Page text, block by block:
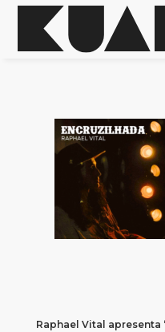
Raphael Vital apresenta